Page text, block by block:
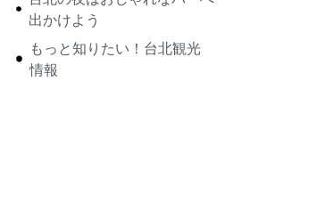
出かけよう
もっと知りたい！台北観光
情報